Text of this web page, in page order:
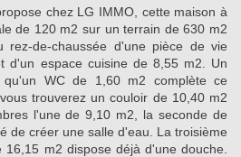
chez LG IMMO, cette maison à
de 120 m2 sur un terrain de 630 m2
rez-de-chaussée d'une pièce de vie
d'un espace cuisine de 8,55 m2. Un
WC de 1,60 m2 complète ce
trouverez un couloir de 10,40 m2
l'une de 9,10 m2, la seconde de
de créer une salle d'eau. La troisième
m2 dispose déjà d'une douche.